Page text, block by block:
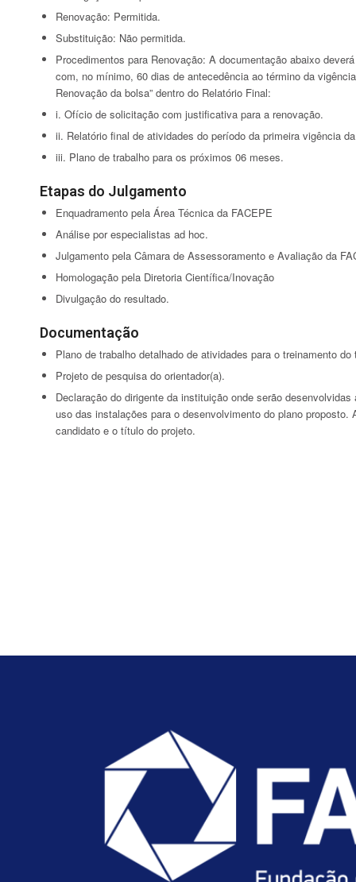
Renovação: Permitida.
Substituição: Não permitida.
Procedimentos para Renovação: A documentação abaixo
com, no mínimo, 60 dias de antecedência ao término da
Renovação da bolsa” dentro do Relatório Final:
i. Ofício de solicitação com justificativa para a renovação.
ii. Relatório final de atividades do período da primeira vigência
iii. Plano de trabalho para os próximos 06 meses.
Etapas do Julgamento
Enquadramento pela Área Técnica da FACEPE
Análise por especialistas ad hoc.
Julgamento pela Câmara de Assessoramento e Avaliação da
Homologação pela Diretoria Científica/Inovação
Divulgação do resultado.
Documentação
Plano de trabalho detalhado de atividades para o treinamento do
Projeto de pesquisa do orientador(a).
Declaração do dirigente da instituição onde serão
uso das instalações para o desenvolvimento do plano
candidato e o título do projeto.